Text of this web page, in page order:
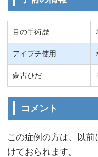
目の手術歴
アイプチ使用
蒙古ひだ
コメント
この症例の方は、以
けておられます。